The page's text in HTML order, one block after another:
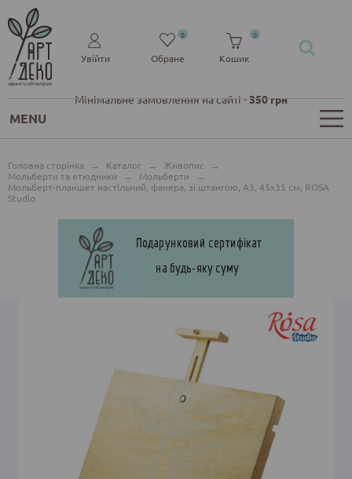
Мінімальне замовлення на сайті -350 грн
Увійти Обране
0
Кошик
0
MENU
Головна сторінка → Каталог → Живопис
→
Мольберти та етюдники
→ Мольберти
→
Мольберт-планшет настільний, фанера, зі штангою, А3, 45х35 см, ROSA
Studio